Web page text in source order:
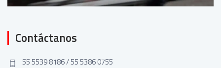
Contáctanos
55 5539 8186 / 55 5386 0755